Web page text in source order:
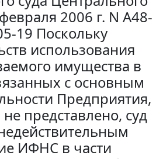
2006 г. N А48-
19 Поскольку
использования
имущества в
с основным
Предприятия,
представлено, суд
ИФНС в части